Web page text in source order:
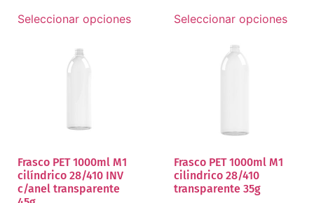
Seleccionar opciones Seleccionar opciones
Frasco PET 1000ml M1
cilíndrico 28/410 INV
c/anel transparente
Frasco PET 1000ml M1
cilindrico 28/410
transparente 35g